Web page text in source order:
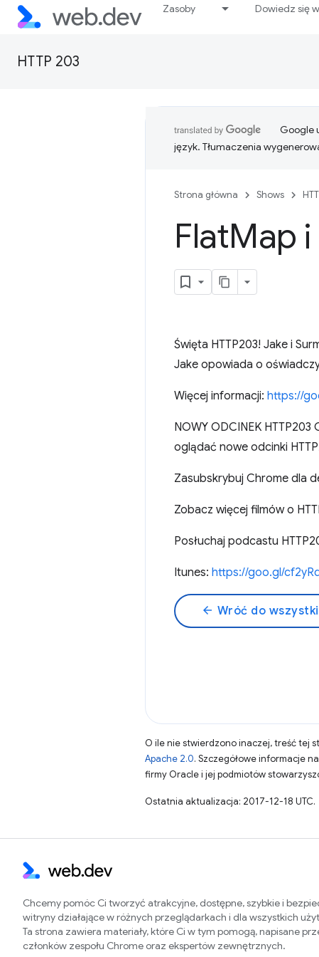
Zasoby Dowiedz się
HTTP 203
Google
język. Tłumaczenia
Strona główna Shows
FlatMap
Święta HTTP203! Jake i
Jake opowiada o
Więcej informacji: https://
NOWY ODCINEK
oglądać nowe odcinki
Zasubskrybuj Chrome dla
Zobacz więcej filmów o
Posłuchaj podcastu
Itunes: https://goo.gl/
arrow_back Wróć do
O ile nie stwierdzono inaczej, treść tej
Apache 2.0. Szczegółowe informacje
firmy Oracle i jej podmiotów
Ostatnia aktualizacja: 2017-12-18 UTC.
Chcemy pomóc Ci tworzyć atrakcyjne, dostępne, szybkie i
witryny działające w różnych przeglądarkach i dla wszystkich
Ta strona zawiera materiały, które Ci w tym pomogą, napisane
członków zespołu Chrome oraz ekspertów zewnętrznych.